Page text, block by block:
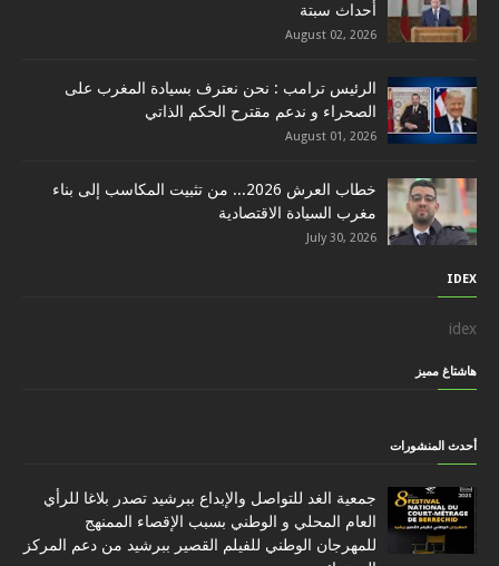
أحداث سبتة
August 02, 2026
الرئيس ترامب : نحن نعترف بسيادة المغرب على
الصحراء و ندعم مقترح الحكم الذاتي
August 01, 2026
خطاب العرش 2026... من تثبيت المكاسب إلى بناء
مغرب السيادة الاقتصادية
July 30, 2026
IDEX
idex
هاشتاغ مميز
أحدث المنشورات
جمعية الغد للتواصل والإبداع ببرشيد تصدر بلاغا للرأي
العام المحلي و الوطني بسبب الإقصاء الممنهج
للمهرجان الوطني للفيلم القصير ببرشيد من دعم المركز